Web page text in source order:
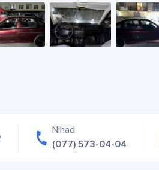
Nihad
(077) 573-04-04